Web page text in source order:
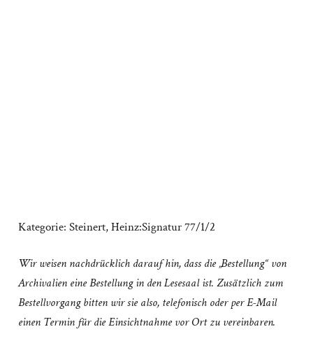
Kategorie: Steinert, Heinz:Signatur 77/1/2
Wir weisen nachdrücklich darauf hin, dass die „Bestellung“ von
Archivalien eine Bestellung in den Lesesaal ist. Zusätzlich zum
Bestellvorgang bitten wir sie also, telefonisch oder per E-Mail
einen Termin für die Einsichtnahme vor Ort zu vereinbaren.